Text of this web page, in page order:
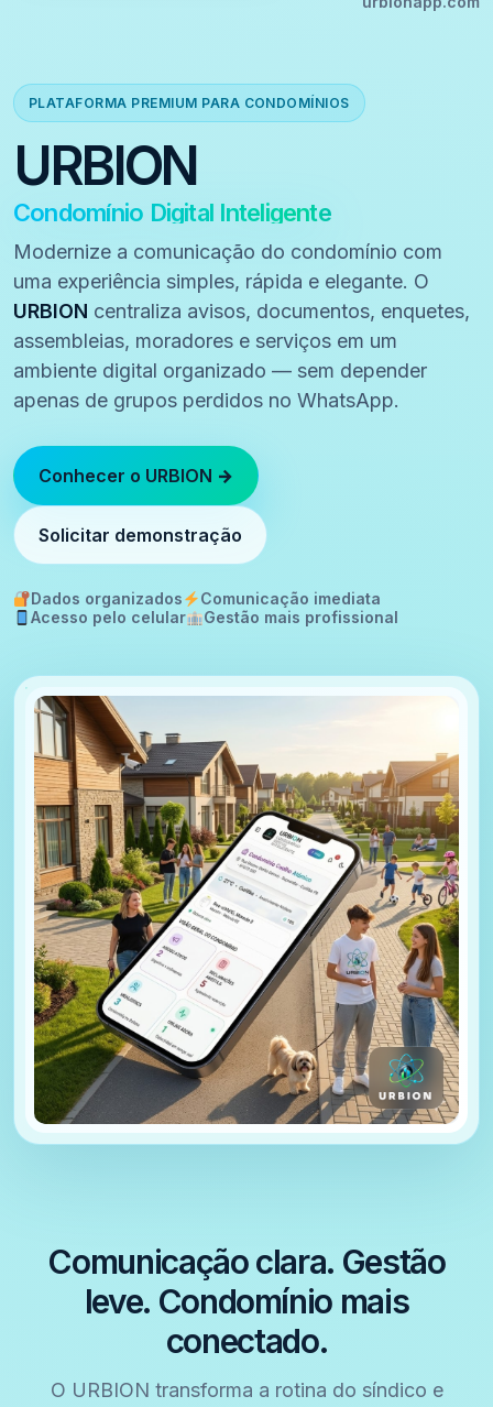
PLATAFORMA PREMIUM PARA CONDOMÍNIOS
URBION
Condomínio Digital Inteligente
Modernize a comunicação do condomínio com
uma experiência simples, rápida e elegante. O
URBION centraliza avisos, documentos, enquetes,
assembleias, moradores e serviços em um
ambiente digital organizado — sem depender
apenas de grupos perdidos no WhatsApp.
Conhecer o URBION →
Solicitar demonstração
Dados organizados
Comunicação imediata
Acesso pelo celular
Gestão mais profissional
Comunicação clara. Gestão
leve. Condomínio mais
conectado.
O URBION transforma a rotina do síndico e